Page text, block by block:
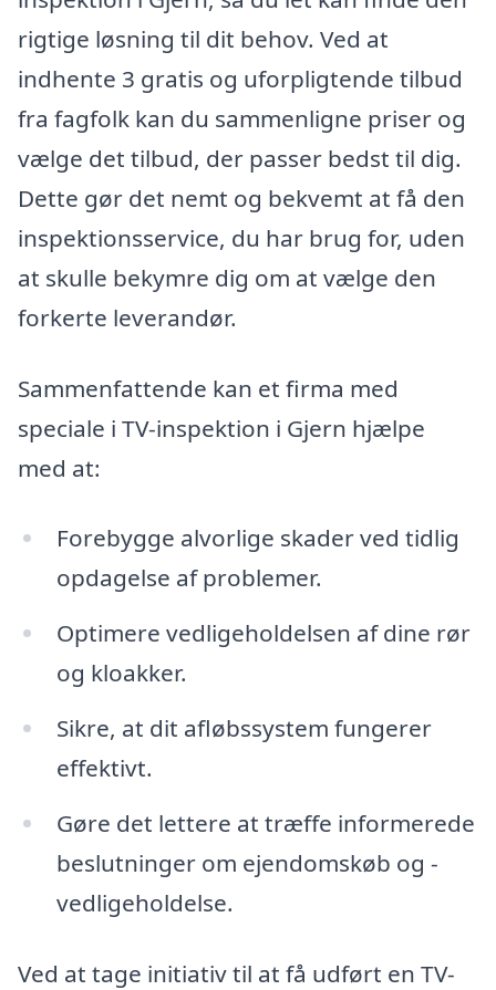
rigtige løsning til dit behov. Ved at
indhente 3 gratis og uforpligtende tilbud
fra fagfolk kan du sammenligne priser og
vælge det tilbud, der passer bedst til dig.
Dette gør det nemt og bekvemt at få den
inspektionsservice, du har brug for, uden
at skulle bekymre dig om at vælge den
forkerte leverandør.
Sammenfattende kan et firma med
speciale i TV-inspektion i Gjern hjælpe
med at:
Forebygge alvorlige skader ved tidlig
opdagelse af problemer.
Optimere vedligeholdelsen af dine rør
og kloakker.
Sikre, at dit afløbssystem fungerer
effektivt.
Gøre det lettere at træffe informerede
beslutninger om ejendomskøb og -
vedligeholdelse.
Ved at tage initiativ til at få udført en TV-